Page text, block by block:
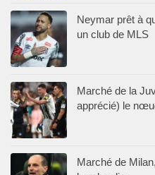
Neymar prêt à
un club de MLS
Marché de la
apprécié) le
Marché de